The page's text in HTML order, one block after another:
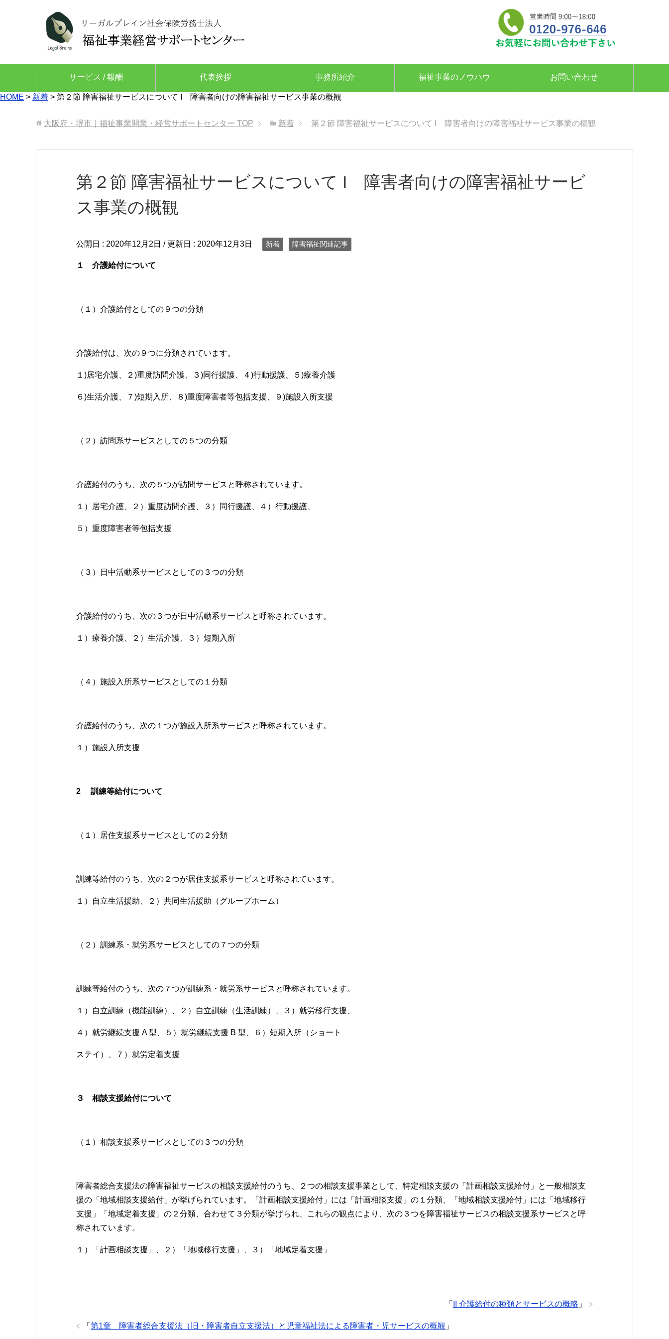
サービス / 報酬 代表挨拶 事務所紹介 福祉事業のノウハウ お問い合わせ
HOME > 新着 > 第２節 障害福祉サービスについて I 障害者向けの障害福祉サービス事業の概観
大阪府・堺市｜福祉事業開業・経営サポートセンター TOP 新着 第２節 障害福祉サービスについて I 障害者向けの障害福祉サービス事業の概観
第２節 障害福祉サービスについて I 障害者向けの障害福祉サービ
ス事業の概観
公開日 : 2020年12月2日 / 更新日 : 2020年12月3日 新着 障害福祉関連記事
１ 介護給付について
（１）介護給付としての９つの分類
介護給付は、次の９つに分類されています。
１)居宅介護、２)重度訪問介護、３)同行援護、４)行動援護、５)療養介護
６)生活介護、７)短期入所、８)重度障害者等包括支援、９)施設入所支援
（２）訪問系サービスとしての５つの分類
介護給付のうち、次の５つが訪問サービスと呼称されています。
１）居宅介護、２）重度訪問介護、３）同行援護、４）行動援護、
５）重度障害者等包括支援
（３）日中活動系サービスとしての３つの分類
介護給付のうち、次の３つが日中活動系サービスと呼称されています。
１）療養介護、２）生活介護、３）短期入所
（４）施設入所系サービスとしての１分類
介護給付のうち、次の１つが施設入所系サービスと呼称されています。
１）施設入所支援
2 訓練等給付について
（１）居住支援系サービスとしての２分類
訓練等給付のうち、次の２つが居住支援系サービスと呼称されています。
１）自立生活援助、２）共同生活援助（グループホーム）
（２）訓練系・就労系サービスとしての７つの分類
訓練等給付のうち、次の７つが訓練系・就労系サービスと呼称されています。
１）自立訓練（機能訓練）、２）自立訓練（生活訓練）、３）就労移行支援、
４）就労継続支援 A 型、５）就労継続支援 B 型、６）短期入所（ショート
ステイ）、７）就労定着支援
３ 相談支援給付について
（１）相談支援系サービスとしての３つの分類
障害者総合支援法の障害福祉サービスの相談支援給付のうち、２つの相談支援事業として、特定相談支援の「計画相談支援給付」と一般相談支
援の「地域相談支援給付」が挙げられています。「計画相談支援給付」には「計画相談支援」の１分類、「地域相談支援給付」には「地域移行
支援」「地域定着支援」の２分類、合わせて３分類が挙げられ、これらの観点により、次の３つを障害福祉サービスの相談支援系サービスと呼
称されています。
１）「計画相談支援」、２）「地域移行支援」、３）「地域定着支援」
「 II 介護給付の種類とサービスの概略 」
「 第1章 障害者総合支援法（旧・障害者自立支援法）と児童福祉法による障害者・児サービスの概観 」